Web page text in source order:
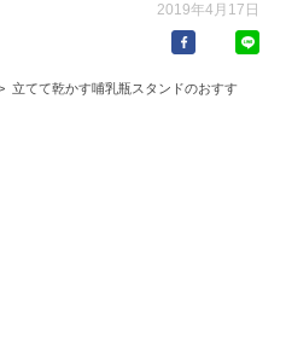
2019年4月17日
立てて乾かす哺乳瓶スタンドのおすす